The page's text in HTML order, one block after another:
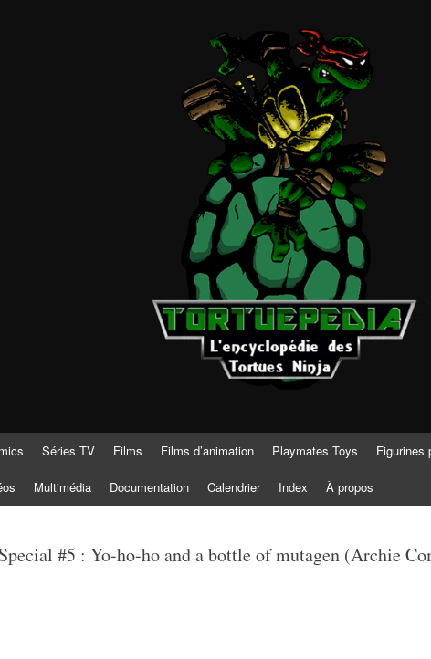
!
Séries TV Films Films d’animation Playmates Toys Figurines
Multimédia Documentation Calendrier Index À propos
#5 : Yo-ho-ho and a bottle of mutagen (Archie